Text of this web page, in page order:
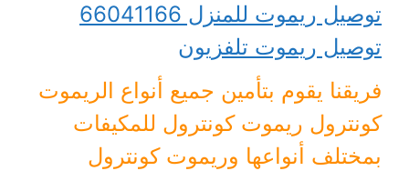
توصيل ريموت للمنزل 66041166
توصيل ريموت تلفزيون
فريقنا يقوم بتأمين جميع أنواع الريموت
كونترول ريموت كونترول للمكيفات
بمختلف أنواعها وريموت كونترول